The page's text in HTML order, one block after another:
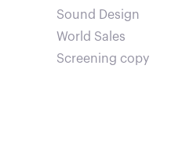
Sound Design
World Sales
Screening copy